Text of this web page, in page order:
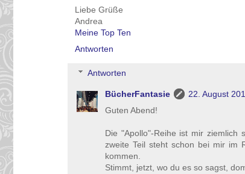
Liebe Grüße
Andrea
Meine Top Ten
Antworten
Antworten
BücherFantasie
22. August
Guten Abend!
Die "Apollo"-Reihe ist mir
zweite Teil steht schon bei mir im
kommen.
Stimmt, jetzt, wo du es so sagst,